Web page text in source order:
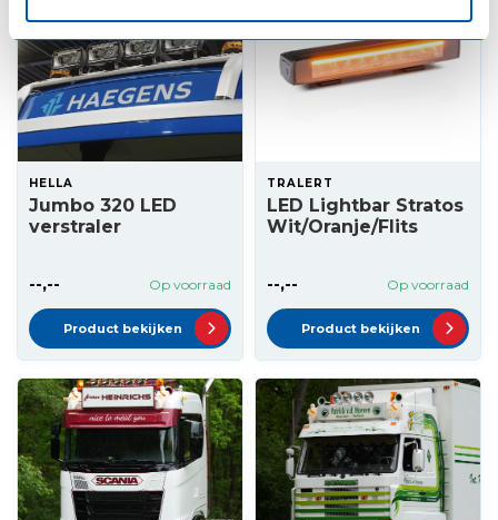
HELLA
Jumbo 320 LED
verstraler
--,-- Op voorraad
Product bekijken
TRALERT
LED Lightbar Stratos
Wit/Oranje/Flits
--,-- Op voorraad
Product bekijken